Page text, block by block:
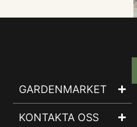
GARDENMARKET
KONTAKTA OSS